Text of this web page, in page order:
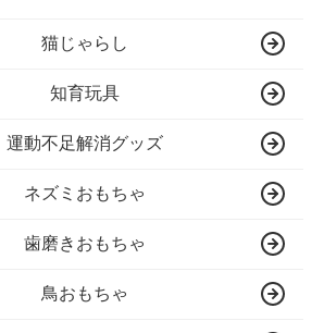
猫じゃらし
知育玩具
運動不足解消グッズ
ネズミおもちゃ
歯磨きおもちゃ
鳥おもちゃ